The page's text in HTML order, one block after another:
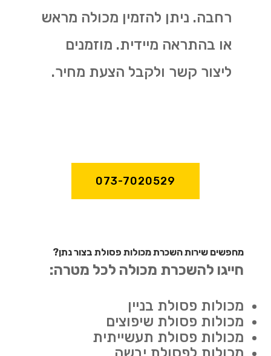
רחבה. ניתן להזמין מכולה מראש
או בהתראה מיידית. מוזמנים
ליצור קשר ולקבל הצעת מחיר.
073-7020529
מחפשים שירות השכרת מכולות פסולת בצור נתן?
חייגו להשכרת מכולה לכל מטרה:
מכולות פסולת בניין
מכולות פסולת שיפוצים
מכולות פסולת תעשייתית